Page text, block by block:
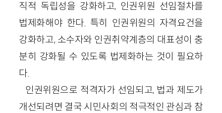
직적 독립성을 강화하고, 인권위원 선임절차를
법제화해야 한다. 특히 인권위원의 자격요건을
강화하고, 소수자와 인권취약계층의 대표성이 충
분히 강화될 수 있도록 법제화하는 것이 필요하
다.
인권위원으로 적격자가 선임되고, 법과 제도가
개선되려면 결국 시민사회의 적극적인 관심과 참